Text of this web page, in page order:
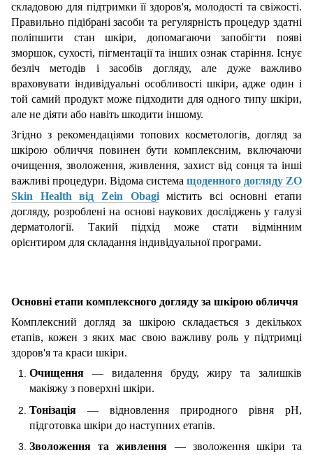
складовою для підтримки її здоров'я, молодості та свіжості.
Правильно підібрані засоби та регулярність процедур здатні
поліпшити стан шкіри, допомагаючи запобігти появі
зморшок, сухості, пігментації та інших ознак старіння. Існує
безліч методів і засобів догляду, але дуже важливо
враховувати індивідуальні особливості шкіри, адже один і
той самий продукт може підходити для одного типу шкіри,
але не діяти або навіть шкодити іншому.
Згідно з рекомендаціями топових косметологів, догляд за
шкірою обличчя повинен бути комплексним, включаючи
очищення, зволоження, живлення, захист від сонця та інші
важливі процедури. Відома система щоденного догляду ZO
Skin Health від Zein Obagiмістить всі основні етапи
догляду, розроблені на основі наукових досліджень у галузі
дерматології. Такий підхід може стати відмінним
орієнтиром для складання індивідуальної програми.
Основні етапи комплексного догляду за шкірою обличчя
Комплексний догляд за шкірою складається з декількох
етапів, кожен з яких має свою важливу роль у підтримці
здоров'я та краси шкіри.
Очищення — видалення бруду, жиру та залишків
макіяжу з поверхні шкіри.
Тонізація — відновлення природного рівня pH,
підготовка шкіри до наступних етапів.
Зволоження та живлення — зволоження шкіри та